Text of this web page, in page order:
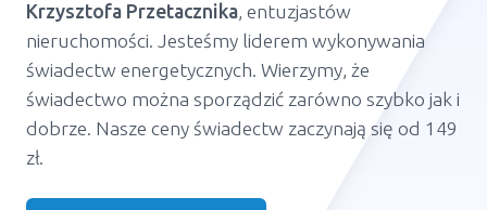
Krzysztofa Przetacznika, entuzjastów
nieruchomości. Jesteśmy liderem wykonywania
świadectw energetycznych. Wierzymy, że
świadectwo można sporządzić zarówno szybko jak i
dobrze. Nasze ceny świadectw zaczynają się od 149
zł.